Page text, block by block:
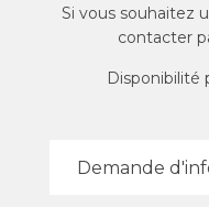
Si vous souhaitez
contacter
Disponibilité